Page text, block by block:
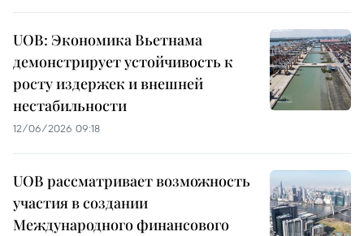
UOB: Экономика Вьетнама
демонстрирует устойчивость к
росту издержек и внешней
нестабильности
12/06/2026 09:18
UOB рассматривает возможность
участия в создании
Международного финансового